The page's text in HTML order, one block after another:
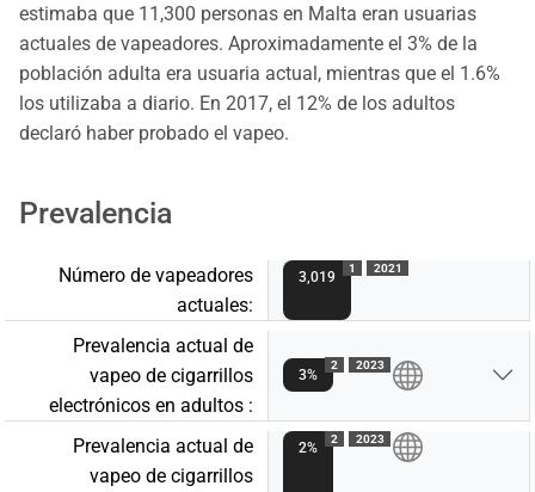
estimaba que 11,300 personas en Malta eran usuarias
actuales de vapeadores. Aproximadamente el 3% de la
población adulta era usuaria actual, mientras que el 1.6%
los utilizaba a diario. En 2017, el 12% de los adultos
declaró haber probado el vapeo.
Prevalencia
Número de vapeadores
actuales:
3,019
1 2021
Prevalencia actual de
vapeo de cigarrillos
electrónicos en adultos :
3%
2 2023
Prevalencia actual de
vapeo de cigarrillos
2%
2 2023